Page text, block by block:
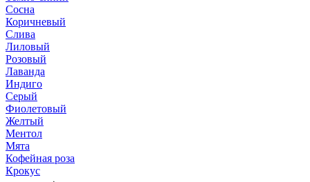
Сосна
Коричневый
Слива
Лиловый
Розовый
Лаванда
Индиго
Серый
Фиолетовый
Желтый
Ментол
Мята
Кофейная роза
Крокус